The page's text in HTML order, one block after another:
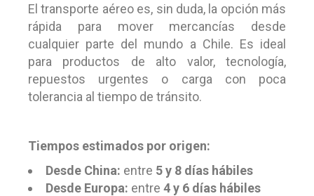
El transporte aéreo es, sin duda, la opción más
rápida para mover mercancías desde
cualquier parte del mundo a Chile. Es ideal
para productos de alto valor, tecnología,
repuestos urgentes o carga con poca
tolerancia al tiempo de tránsito.
Tiempos estimados por origen:
Desde China: entre 5 y 8 días hábiles
Desde Europa: entre 4 y 6 días hábiles